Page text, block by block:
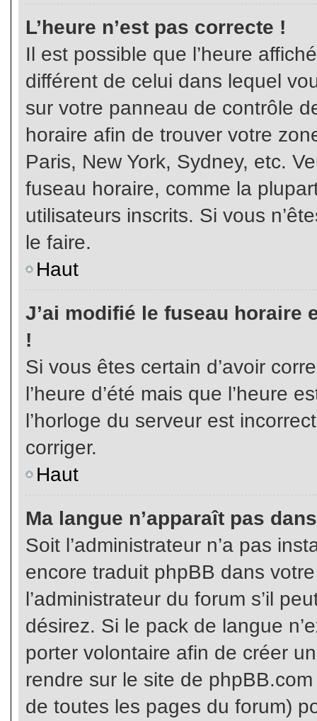
L’heure n’est pas correcte !
Il est possible que l’heure
différent de celui dans lequel
sur votre panneau de contrôle
horaire afin de trouver votre
Paris, New York, Sydney, etc.
fuseau horaire, comme la
utilisateurs inscrits. Si vous
le faire.
Haut
J’ai modifié le fuseau horaire
!
Si vous êtes certain d’avoir
l’heure d’été mais que l’heure
l’horloge du serveur est
corriger.
Haut
Ma langue n’apparaît pas
Soit l’administrateur n’a pas
encore traduit phpBB dans
l’administrateur du forum s’il
désirez. Si le pack de langue
porter volontaire afin de créer
rendre sur le site de
de toutes les pages du forum)